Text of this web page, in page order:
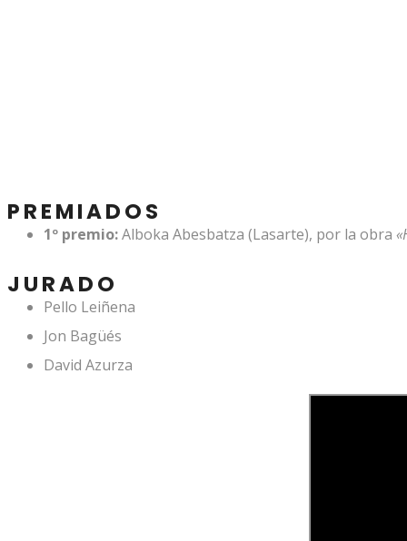
PREMIADOS
1º premio:Alboka Abesbatza (Lasarte), por la obra
JURADO
Pello Leiñena
Jon Bagüés
David Azurza